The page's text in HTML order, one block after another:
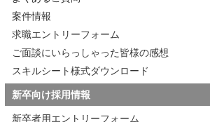
案件情報
求職エントリーフォーム
ご面談にいらっしゃった皆様の感想
スキルシート様式ダウンロード
新卒向け採用情報
新卒者用エントリーフォーム